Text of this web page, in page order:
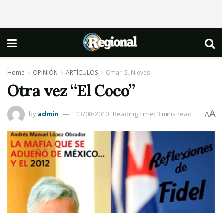
Home OPINIÓN ARTÍCULOS Omar G. Nieves
Otra vez “El Coco”
by admin 13/08/2010 Reading Time: 3 mins read AA